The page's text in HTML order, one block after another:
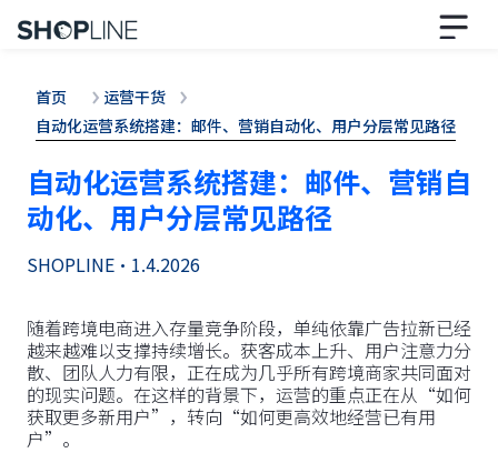
首页
运营干货
自动化运营系统搭建：邮件、营销自动化、用户分层常见路径
自动化运营系统搭建：邮件、营销自
动化、用户分层常见路径
SHOPLINE • 1.4.2026
随着跨境电商进入存量竞争阶段，单纯依靠广告拉新已经
越来越难以支撑持续增长。获客成本上升、用户注意力分
散、团队人力有限，正在成为几乎所有跨境商家共同面对
的现实问题。在这样的背景下，运营的重点正在从“如何
获取更多新用户”，转向“如何更高效地经营已有用
户”。